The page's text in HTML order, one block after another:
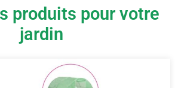
produits pour votre
jardin